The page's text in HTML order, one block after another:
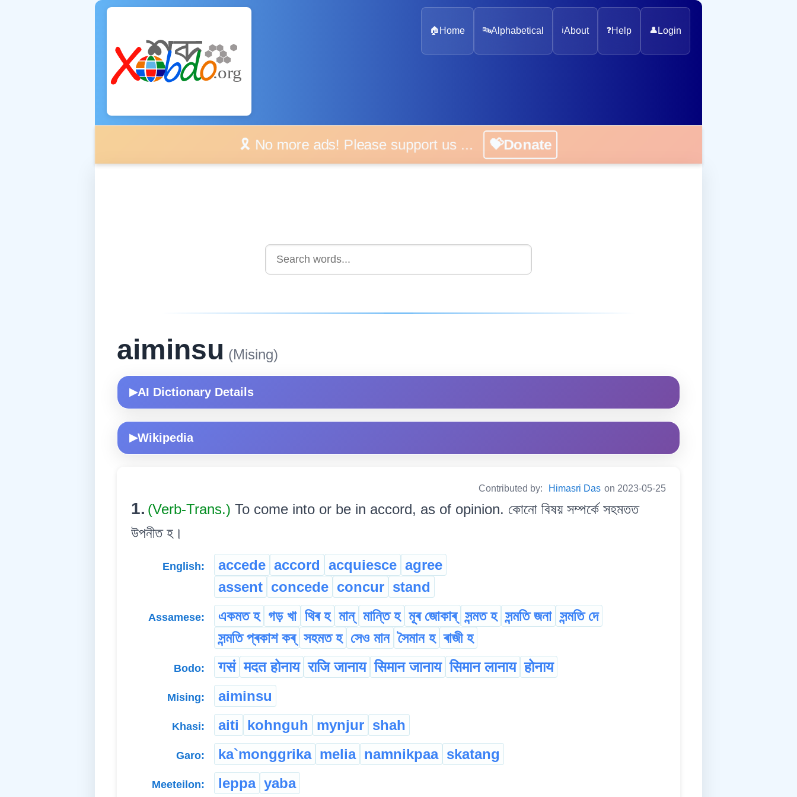
🏠 Home 🔤Alphabetical ℹ️About ❓Help 👤 Login
🎗️ No more ads! Please support us ... 💝Donate
aiminsu (Mising)
▶AI Dictionary Details
▶Wikipedia
Contributed by: Himasri Das on 2023-05-25
1. (Verb-Trans.) To come into or be in accord, as of opinion. কোনো বিষয় সম্পৰ্কে সহমতত
উপনীত হ।
English: accede accord acquiesce agree
assent concede concur stand
Assamese: একমত হ গড় খা থিৰ হ মান্ মান্তি হ মূৰ জোকাৰ্ সন্মত হ সন্মতি জনা সন্মতি দে
সন্মতি প্ৰকাশ কৰ্ সহমত হ সেও মান সৈমান হ ৰাজী হ
Bodo: गसं मदत होनाय राजि जानाय सिमान जानाय सिमान लानाय होनाय
Mising: aiminsu
Khasi: aiti kohnguh mynjur shah
Garo: ka`monggrika melia namnikpaa skatang
Meeteilon: leppa yaba